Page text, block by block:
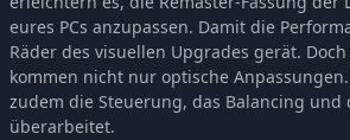
eures PCs anzupassen. Damit die
Räder des visuellen Upgrades gerät.
kommen nicht nur optische
zudem die Steuerung, das Balancing und
überarbeitet.